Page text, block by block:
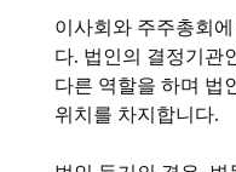
이사회와 주주총회
다. 법인의 결정기관
다른 역할을 하며 법
위치를 차지합니다.